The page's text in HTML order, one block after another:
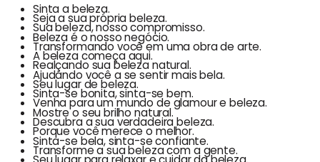
Sinta a beleza.
Seja a sua própria beleza.
Sua beleza, nosso compromisso.
Beleza é o nosso negócio.
Transformando você em uma obra de arte.
A beleza começa aqui.
Realçando sua beleza natural.
Ajudando você a se sentir mais bela.
Seu lugar de beleza.
Sinta-se bonita, sinta-se bem.
Venha para um mundo de glamour e beleza.
Mostre o seu brilho natural.
Descubra a sua verdadeira beleza.
Porque você merece o melhor.
Sinta-se bela, sinta-se confiante.
Transforme a sua beleza com a gente.